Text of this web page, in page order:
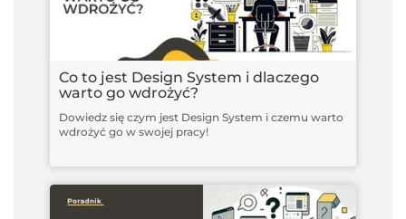
Co to jest Design System i dlaczego
warto go wdrożyć?
Dowiedz się czym jest Design System i czemu warto
wdrożyć go w swojej pracy!